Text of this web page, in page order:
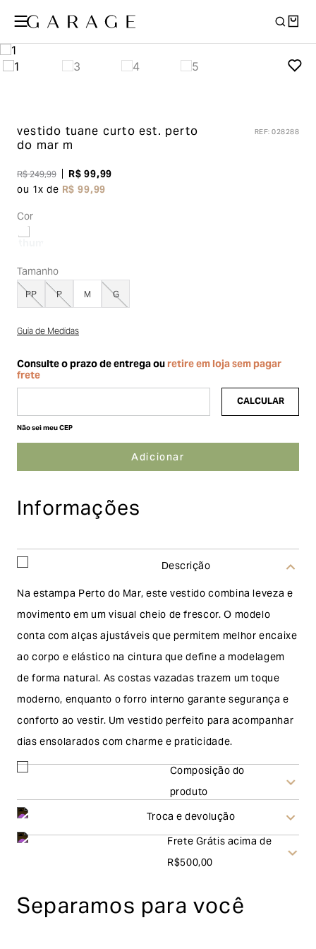
vestido tuane curtoest. perto
do mar m
REF:028288
R$249,99 R$99,99
ou 1x de R$99,99
Cor
Tamanho
PP P M G
Guia de Medidas
Não sei meu CEP
Informações
Descrição
Na estampa Perto do Mar, este vestido combina leveza e
movimento em um visual cheio de frescor. O modelo
conta com alças ajustáveis que permitem melhor encaixe
ao corpo e elástico na cintura que define a modelagem
de forma natural. As costas vazadas trazem um toque
moderno, enquanto o forro interno garante segurança e
conforto ao vestir. Um vestido perfeito para acompanhar
dias ensolarados com charme e praticidade.
Composição do
produto
Troca e devolução
dias corridos, a contar do recebimento do produto. Ao
Frete Grátis acima de
R$500,00
Separamos para você